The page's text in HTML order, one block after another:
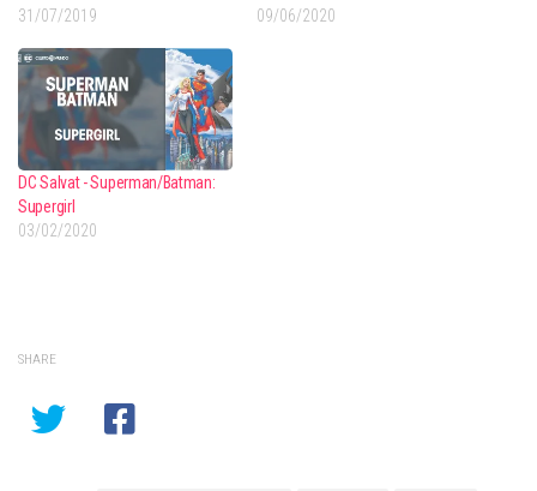
31/07/2019
09/06/2020
DC Salvat - Superman/Batman:
Supergirl
03/02/2020
SHARE